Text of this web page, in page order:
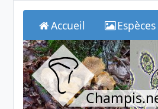
Accueil Espèces